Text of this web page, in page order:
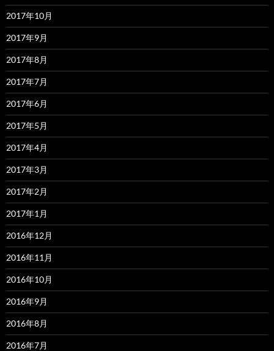
2017年10月
2017年9月
2017年8月
2017年7月
2017年6月
2017年5月
2017年4月
2017年3月
2017年2月
2017年1月
2016年12月
2016年11月
2016年10月
2016年9月
2016年8月
2016年7月